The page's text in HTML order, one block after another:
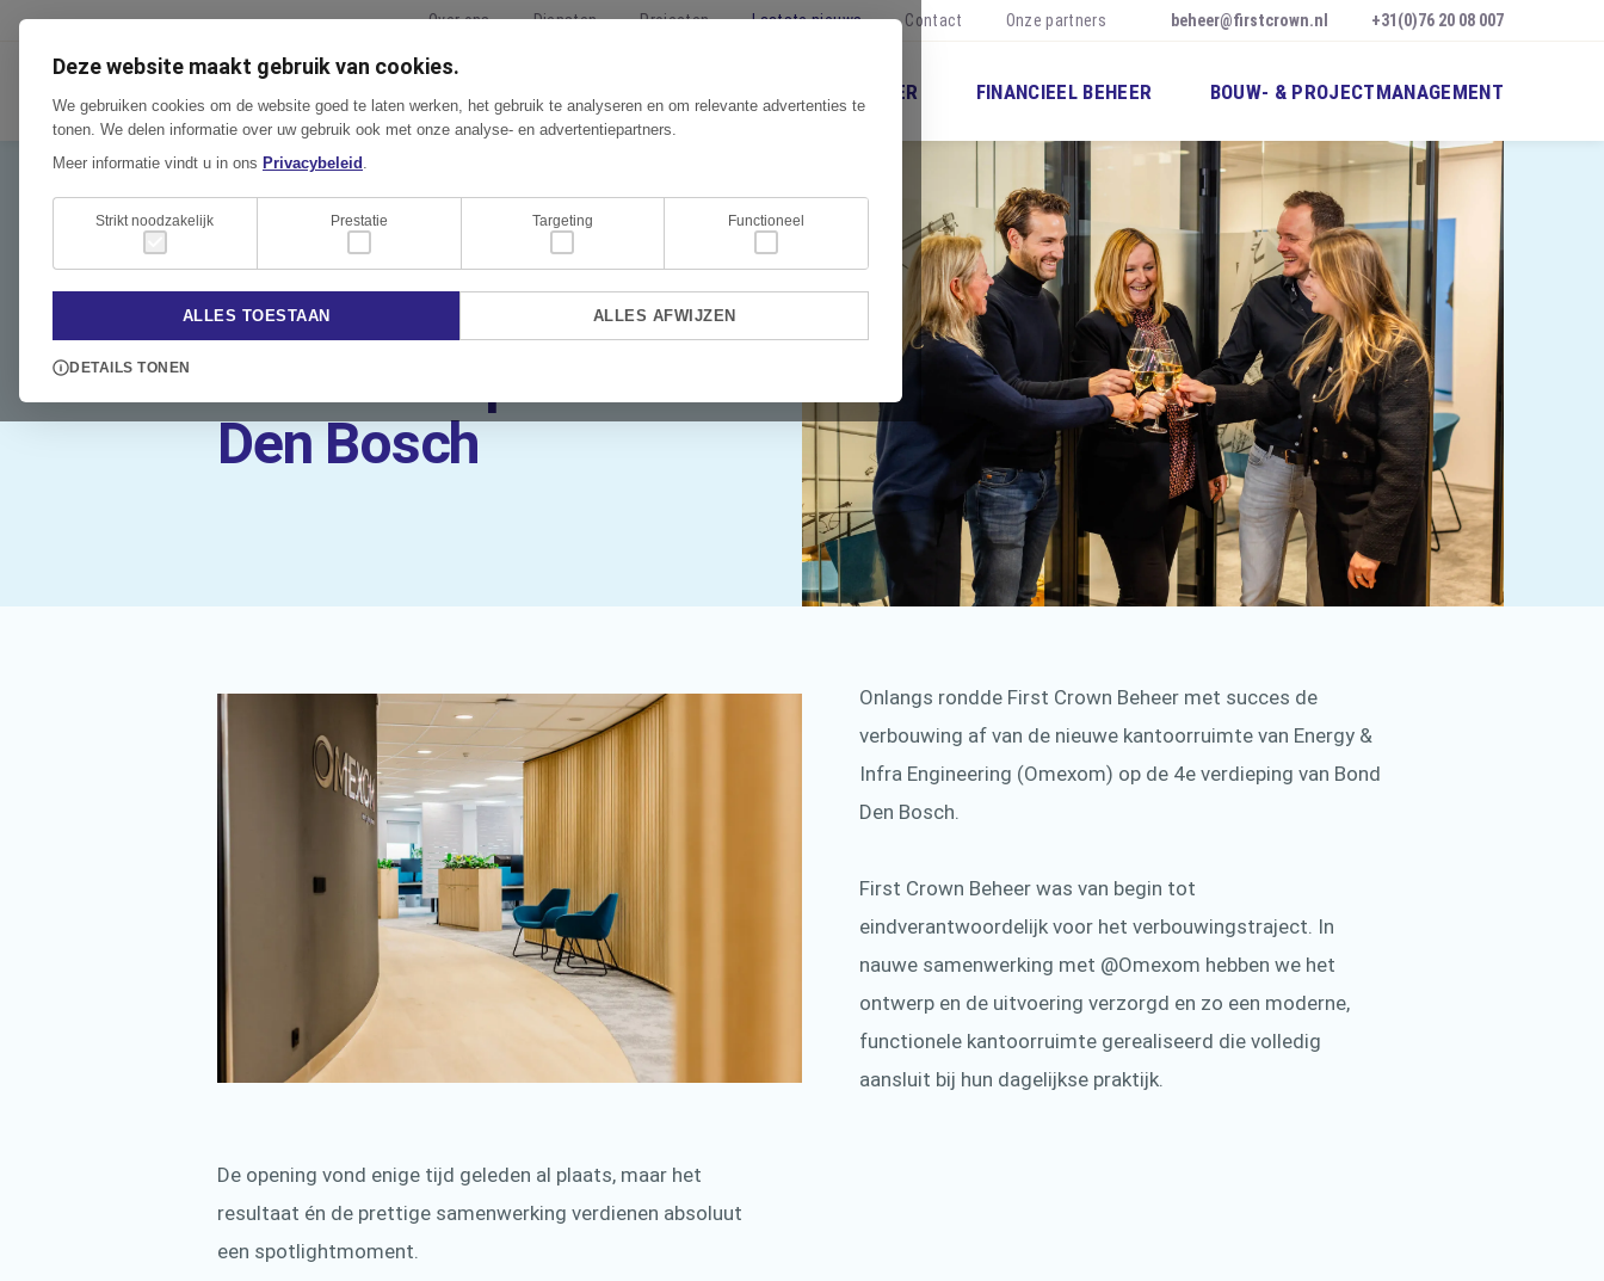
+31(0)76 20 08 007
beheer@firstcrown.nl
Over ons Diensten Projecten Laatste nieuws Contact Onze partners
COMMERCIEEL BEHEER FINANCIEEL BEHEER BOUW- & PROJECTMANAGEMENT
NIEUWSBERICHT | 02 JUNI 2025
Kantoorverbouwing
Den Bosch
Onlangs rondde First Crown Beheer met succes de
verbouwing af van de nieuwe kantoorruimte van Energy &
Infra Engineering (Omexom) op de 4e verdieping van Bond
Den Bosch.
First Crown Beheer was van begin tot
eindverantwoordelijk voor het verbouwingstraject. In
nauwe samenwerking met @Omexom hebben we het
ontwerp en de uitvoering verzorgd en zo een moderne,
functionele kantoorruimte gerealiseerd die volledig
aansluit bij hun dagelijkse praktijk.
De opening vond enige tijd geleden al plaats, maar het
resultaat én de prettige samenwerking verdienen absoluut
een spotlightmoment.
Deze website maakt gebruik van cookies.
We gebruiken cookies om de website goed te laten werken, het gebruik te analyseren en om relevante advertenties te
tonen. We delen informatie over uw gebruik ook met onze analyse- en advertentiepartners.
Meer informatie vindt u in ons Privacybeleid .
Strikt noodzakelijk Prestatie Targeting Functioneel
ALLES TOESTAAN ALLES AFWIJZEN
DETAILS TONEN